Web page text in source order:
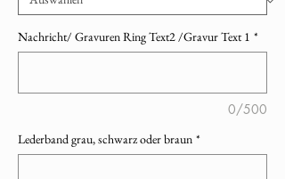
Nachricht/ Gravuren Ring Text2 /Gravur Text 1 *
0/500
Lederband grau, schwarz oder braun *